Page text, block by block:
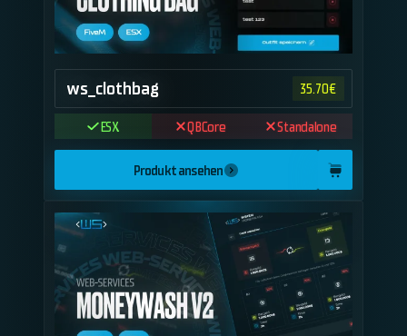
ws_clothbag 35.70€
ESX QBCore Standalone
Produkt ansehen